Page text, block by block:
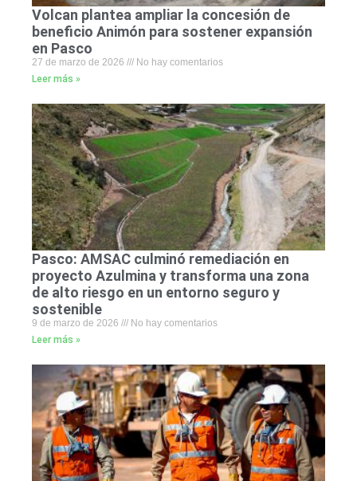
Volcan plantea ampliar la concesión de
beneficio Animón para sostener expansión
en Pasco
27 de marzo de 2026
No hay comentarios
Leer más »
Pasco: AMSAC culminó remediación en
proyecto Azulmina y transforma una zona
de alto riesgo en un entorno seguro y
sostenible
9 de marzo de 2026
No hay comentarios
Leer más »